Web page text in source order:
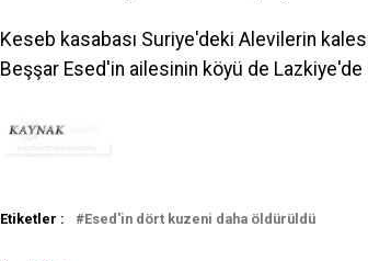
Keseb kasabası Suriye'deki Alevilerin
Beşşar Esed'in ailesinin köyü de Lazkiye'de
Etiketler : Esed'in dört kuzeni daha öldürüldü